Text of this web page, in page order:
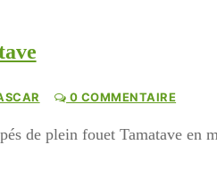
0 COMMENTAIRE
de plein fouet Tamatave en